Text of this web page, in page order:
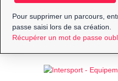
Pour supprimer un parcours,
passe saisi lors de sa création.
Récupérer un mot de passe